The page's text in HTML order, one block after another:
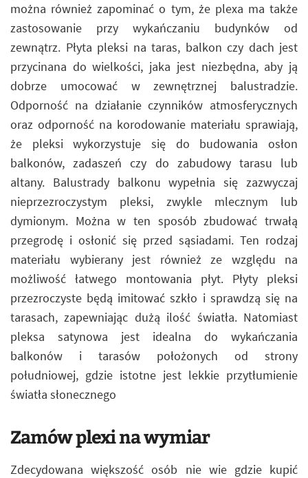
można również zapominać o tym, że plexa ma także
zastosowanie przy wykańczaniu budynków od
zewnątrz. Płyta pleksi na taras, balkon czy dach jest
przycinana do wielkości, jaka jest niezbędna, aby ją
dobrze umocować w zewnętrznej balustradzie.
Odporność na działanie czynników atmosferycznych
oraz odporność na korodowanie materiału sprawiają,
że pleksi wykorzystuje się do budowania osłon
balkonów, zadaszeń czy do zabudowy tarasu lub
altany. Balustrady balkonu wypełnia się zazwyczaj
nieprzezroczystym pleksi, zwykle mlecznym lub
dymionym. Można w ten sposób zbudować trwałą
przegrodę i osłonić się przed sąsiadami. Ten rodzaj
materiału wybierany jest również ze względu na
możliwość łatwego montowania płyt. Płyty pleksi
przezroczyste będą imitować szkło i sprawdzą się na
tarasach, zapewniając dużą ilość światła. Natomiast
pleksa satynowa jest idealna do wykańczania
balkonów i tarasów położonych od strony
południowej, gdzie istotne jest lekkie przytłumienie
światła słonecznego
Zamów plexi na wymiar
Zdecydowana większość osób nie wie gdzie kupić